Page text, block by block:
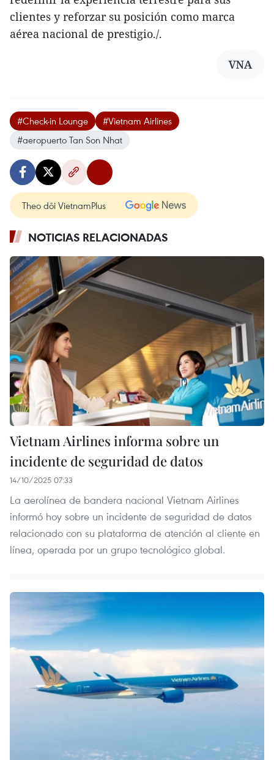
clientes y reforzar su posición como marca
aérea nacional de prestigio./.
VNA
#Check-in Lounge
#Vietnam Airlines
#aeropuerto Tan Son Nhat
Theo dõi VietnamPlus
NOTICIAS RELACIONADAS
Vietnam Airlines informa sobre un
incidente de seguridad de datos
14/10/2025 07:33
La aerolínea de bandera nacional Vietnam Airlines
informó hoy sobre un incidente de seguridad de datos
relacionado con su plataforma de atención al cliente en
línea, operada por un grupo tecnológico global.